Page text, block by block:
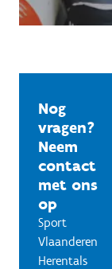
Nog
vragen?
Neem
contact
met ons
op
Sport
Vlaanderen
Herentals